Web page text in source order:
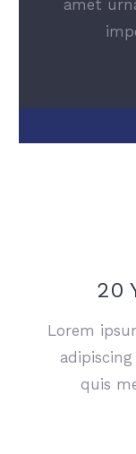
amet
20
Lorem
quis